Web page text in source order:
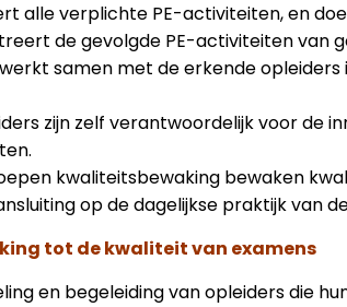
alle verplichte PE-activiteiten, en
de gevolgde PE-activiteiten van
samen met de erkende opleiders
zijn zelf verantwoordelijk voor de
kwaliteitsbewaking bewaken
op de dagelijkse praktijk van
tot de kwaliteit van examens
en begeleiding van opleiders die